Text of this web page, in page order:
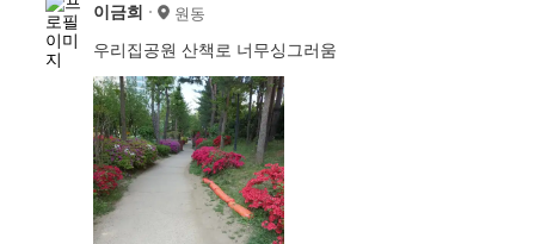
이금희 원동
우리집공원 산책로 너무싱그러움